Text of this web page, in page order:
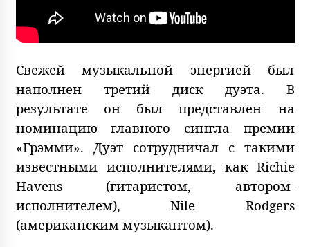
Свежей музыкальной энергией был
наполнен третий диск дуэта. В
результате он был представлен на
номинацию главного сингла премии
«Грэмми». Дуэт сотрудничал с такими
известными исполнителями, как Richie
Havens (гитаристом, автором-
исполнителем), Nile Rodgers
(американским музыкантом).